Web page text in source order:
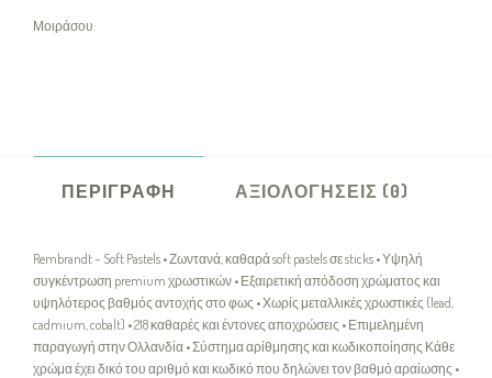
Μοιράσου:
ΠΕΡΙΓΡΑΦΉ ΑΞΙΟΛΟΓΉΣΕΙΣ (0)
Rembrandt – Soft Pastels • Ζωντανά, καθαρά soft pastels σε sticks • Υψηλή
συγκέντρωση premium χρωστικών • Εξαιρετική απόδοση χρώματος και
υψηλότερος βαθμός αντοχής στο φως • Χωρίς μεταλλικές χρωστικές (lead,
cadmium, cobalt) • 218 καθαρές και έντονες αποχρώσεις • Επιμελημένη
παραγωγή στην Ολλανδία • Σύστημα αρίθμησης και κωδικοποίησης Κάθε
χρώμα έχει δικό του αριθμό και κωδικό που δηλώνει τον βαθμό αραίωσης •